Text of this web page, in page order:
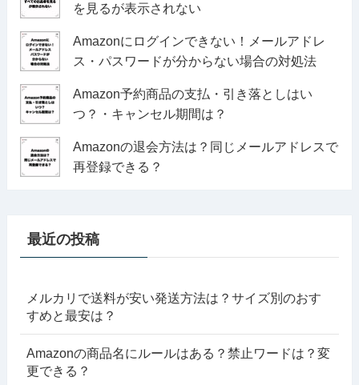
を見るが表示されない
Amazonにログインできない！メールアドレ
ス・パスワードが分からない場合の対処法
Amazon予約商品の支払・引き落としはい
つ？・キャンセル期間は？
Amazonの退会方法は？同じメールアドレスで
再登録できる？
最近の投稿
メルカリで送料が安い発送方法は？サイズ別のおす
すめと最安は？
Amazonの商品名にルールはある？禁止ワードは？変
更できる？